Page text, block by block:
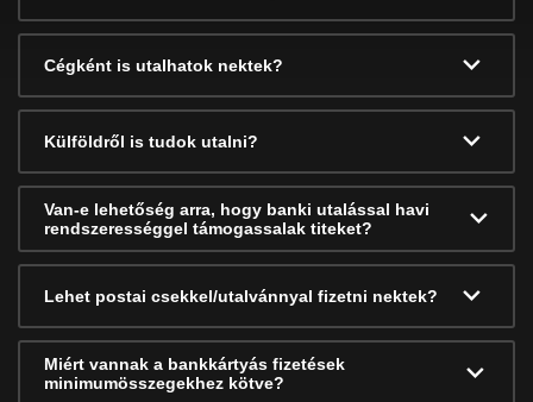
Cégként is utalhatok nektek?
Külföldről is tudok utalni?
Van-e lehetőség arra, hogy banki utalással havi
rendszerességgel támogassalak titeket?
Lehet postai csekkel/utalvánnyal fizetni nektek?
Miért vannak a bankkártyás fizetések
minimumösszegekhez kötve?